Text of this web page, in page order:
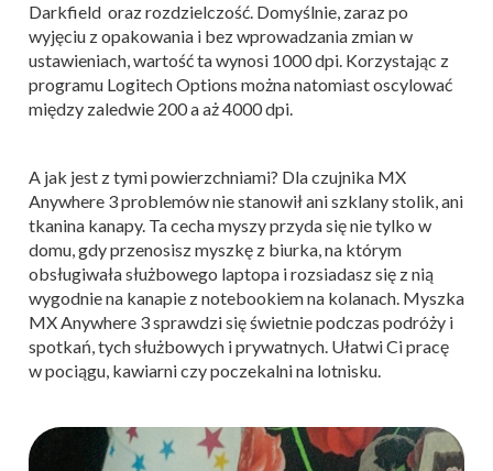
Darkfield oraz rozdzielczość. Domyślnie, zaraz po
wyjęciu z opakowania i bez wprowadzania zmian w
ustawieniach, wartość ta wynosi 1000 dpi. Korzystając z
programu Logitech Options można natomiast oscylować
między zaledwie 200 a aż 4000 dpi.
A jak jest z tymi powierzchniami? Dla czujnika MX
Anywhere 3 problemów nie stanowił ani szklany stolik, ani
tkanina kanapy. Ta cecha myszy przyda się nie tylko w
domu, gdy przenosisz myszkę z biurka, na którym
obsługiwała służbowego laptopa i rozsiadasz się z nią
wygodnie na kanapie z notebookiem na kolanach. Myszka
MX Anywhere 3 sprawdzi się świetnie podczas podróży i
spotkań, tych służbowych i prywatnych. Ułatwi Ci pracę
w pociągu, kawiarni czy poczekalni na lotnisku.